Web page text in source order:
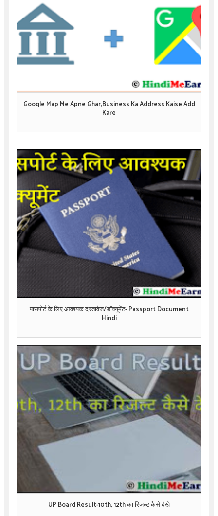
Google Map Me Apne Ghar,Business Ka Address Kaise Add
Kare
पासपोर्ट के लिए आवश्यक दस्तावेज/डॉक्यूमेंट- Passport Document
Hindi
UP Board Result-10th, 12th का रिजल्ट कैसे देखे